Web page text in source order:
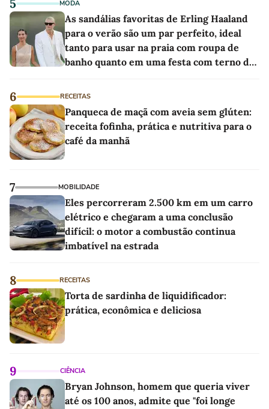
5 MODA
As sandálias favoritas de Erling Haaland
para o verão são um par perfeito, ideal
tanto para usar na praia com roupa de
banho quanto em uma festa com terno de
6 RECEITAS
Panqueca de maçã com aveia sem glúten:
receita fofinha, prática e nutritiva para o
café da manhã
7 MOBILIDADE
Eles percorreram 2.500 km em um carro
elétrico e chegaram a uma conclusão
difícil: o motor a combustão continua
imbatível na estrada
8 RECEITAS
Torta de sardinha de liquidificador:
prática, econômica e deliciosa
9 CIÊNCIA
Bryan Johnson, homem que queria viver
até os 100 anos, admite que "foi longe